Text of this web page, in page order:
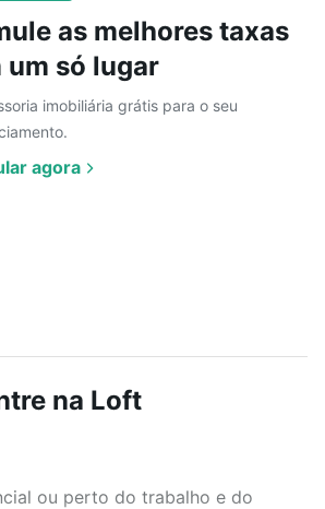
as melhores taxas
um só lugar
imobiliária grátis para o seu
agora
na Loft
ou perto do trabalho e do